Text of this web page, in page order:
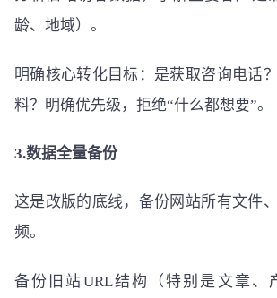
龄、地域）。
明确核心转化目标：是获取咨询电话
料？明确优先级，拒绝“什么都想要”。
3.数据全量备份
这是改版的底线，备份网站所有文件
频。
备份旧站URL结构（特别是文章、